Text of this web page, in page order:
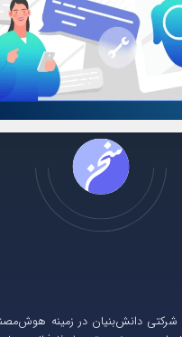
شرکتی دانش‌بنیان در زمینه